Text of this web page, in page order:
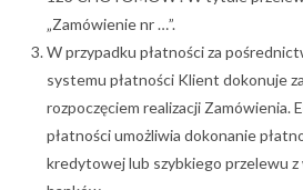
„Zamówienie nr …”.
W przypadku płatności za
systemu płatności Klient dokonuje
rozpoczęciem realizacji Zamówienia.
płatności umożliwia dokonanie
kredytowej lub szybkiego przelewu